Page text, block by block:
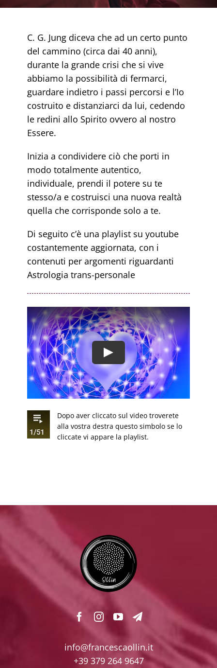
FEMMINILE ESSENZIALE
RISORSE GRATUITE
SHOP
IL MIO ACCOUNT
C. G. Jung diceva che ad un certo punto
del cammino (circa dai 40 anni),
durante la grande crisi che si vive
abbiamo la possibilità di fermarci,
guardare indietro i passi percorsi e l’Io
costruito e distanziarci da lui, cedendo
le redini allo Spirito ovvero al nostro
Essere.
Inizia a condividere ciò che porti in
modo totalmente autentico,
individuale, prendi il potere su te
stesso/a e costruisci una nuova realtà
quella che corrisponde solo a te.
Di seguito c’è una playlist su youtube
costantemente aggiornata, con i
contenuti per argomenti riguardanti
Astrologia trans-personale
Dopo aver cliccato sul video troverete
alla vostra destra questo simbolo se lo
cliccate vi appare la playlist.
info@francescaollin.it
+39 379 264 9647